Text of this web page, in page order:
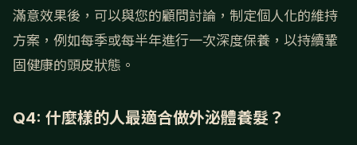
滿意效果後，可以與您的顧問討論，制定個人化的維持
方案，例如每季或每半年進行一次深度保養，以持續鞏
固健康的頭皮狀態。
Q4: 什麼樣的人最適合做外泌體養髮？